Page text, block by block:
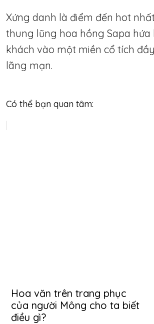
Xứng danh là điểm đến hot nhất
thung lũng hoa hồng Sapa hứa
khách vào một miền cổ tích
lãng mạn.
Có thể bạn quan tâm:
Hoa văn trên trang phục
của người Mông cho ta biết
điều gì?